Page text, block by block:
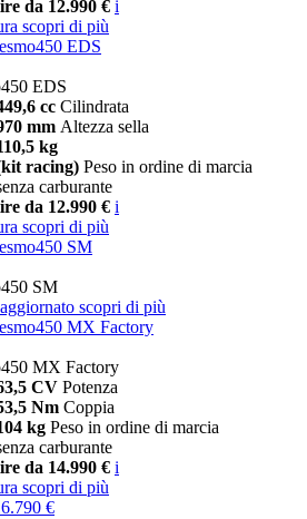
da 12.990 € i
scopri di più
EDS
EDS
cc Cilindrata
mm Altezza sella
kg
racing) Peso in ordine di marcia
carburante
da 12.990 € i
scopri di più
SM
SM
scopri di più
MX Factory
MX Factory
CV Potenza
Nm Coppia
kg Peso in ordine di marcia
carburante
da 14.990 € i
scopri di più
€